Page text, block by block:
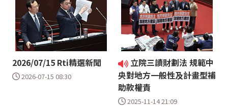
2026/07/15 Rti精選新聞
2026-07-15 08:30
立院三讀財劃法 規範中
央對地方一般性及計畫型補
助款權責
2025-11-14 21:09